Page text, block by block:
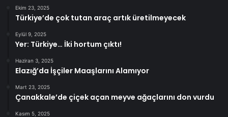
Ekim 23, 2025
Türkiye’de çok tutan araç artık üretilmeyecek
Eylül 9, 2025
Yer: Türkiye… İki hortum çıktı!
Haziran 3, 2025
Elazığ’da İşçiler Maaşlarını Alamıyor
Mart 23, 2025
Çanakkale’de çiçek açan meyve ağaçlarını don vurdu
Kasım 5, 2025